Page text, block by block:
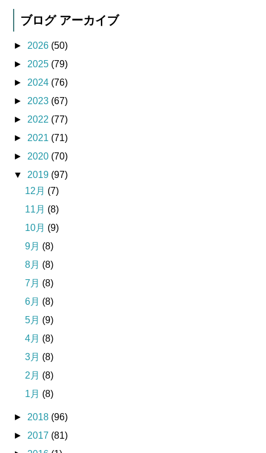
ブログ アーカイブ
► 2026 (50)
► 2025 (79)
► 2024 (76)
► 2023 (67)
► 2022 (77)
► 2021 (71)
► 2020 (70)
▼ 2019 (97)
12月 (7)
11月 (8)
10月 (9)
9月 (8)
8月 (8)
7月 (8)
6月 (8)
5月 (9)
4月 (8)
3月 (8)
2月 (8)
1月 (8)
► 2018 (96)
► 2017 (81)